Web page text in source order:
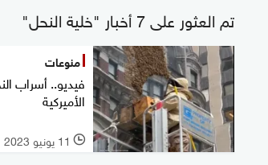
تم العثور على 7 أخبار "خلية النحل"
منوعات
فيديو.. أسراب
الأميركية
l 11 يونيو 2023